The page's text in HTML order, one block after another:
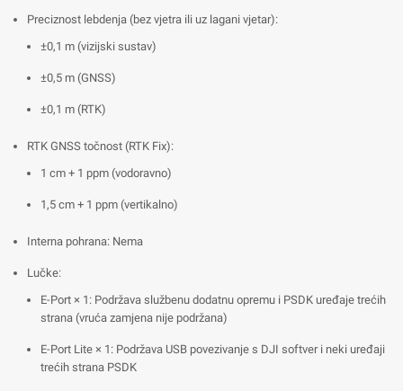
Preciznost lebdenja (bez vjetra ili uz lagani vjetar):
±0,1 m (vizijski sustav)
±0,5 m (GNSS)
±0,1 m (RTK)
RTK GNSS točnost (RTK Fix):
1 cm + 1 ppm (vodoravno)
1,5 cm + 1 ppm (vertikalno)
Interna pohrana: Nema
Lučke:
E-Port × 1: Podržava službenu dodatnu opremu i PSDK uređaje trećih
strana (vruća zamjena nije podržana)
E-Port Lite × 1: Podržava USB povezivanje s DJI softver i neki uređaji
trećih strana PSDK